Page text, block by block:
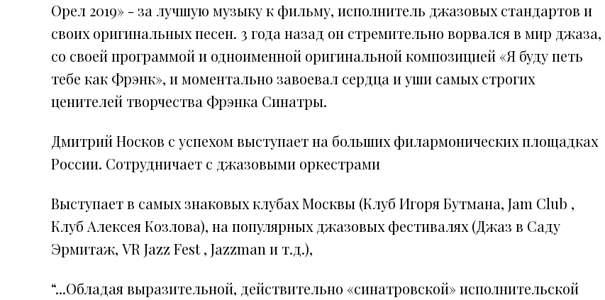
Орел 2019» - за лучшую музыку к фильму, исполнитель джазовых стандартов и
своих оригинальных песен. 3 года назад он стремительно ворвался в мир джаза,
со своей программой и одноименной оригинальной композицией «Я буду петь
тебе как Фрэнк», и моментально завоевал сердца и уши самых строгих
ценителей творчества Фрэнка Синатры.
Дмитрий Носков с успехом выступает на больших филармонических площадках
России. Сотрудничает с джазовыми оркестрами
Выступает в самых знаковых клубах Москвы (Клуб Игоря Бутмана, Jam Club ,
Клуб Алексея Козлова), на популярных джазовых фестивалях (Джаз в Саду
Эрмитаж, VR Jazz Fest , Jazzman и т.д.),
“...Обладая выразительной, действительно «синатровской» исполнительской